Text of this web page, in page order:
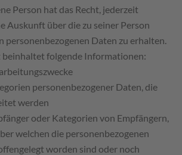
Person hat das Recht, jederzeit
Auskunft über die zu seiner Person
personenbezogenen Daten zu erhalten.
folgende Informationen:
personenbezogener Daten, die
werden
oder Kategorien von Empfängern,
welchen die personenbezogenen
worden sind oder noch